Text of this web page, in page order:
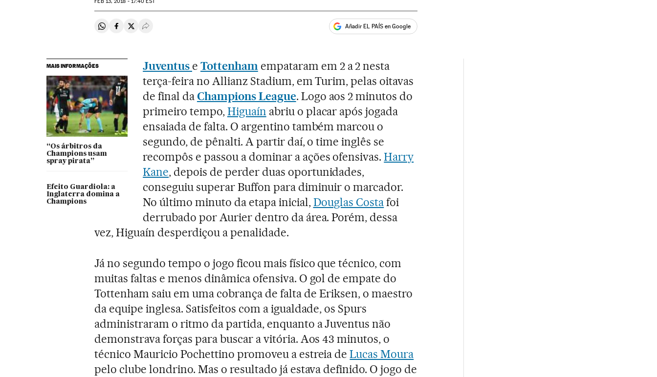
Compartir en Whatsapp
Compartir en Facebook
Compartir en Twitter
Desplegar Redes Sociales Añadir EL PAÍS en Google
MAIS INFORMAÇÕES
“Os árbitros da
Champions usam
spray pirata”
Efeito Guardiola: a
Inglaterra domina a
Champions
Juventus e Tottenhamempataram em 2 a 2 nesta
terça-feira no Allianz Stadium, em Turim, pelas oitavas
de final da Champions League. Logo aos 2 minutos do
primeiro tempo,Higuaín abriu o placar após jogada
ensaiada de falta. O argentino também marcou o
segundo, de pênalti. A partir daí, o time inglês se
recompôs e passou a dominar a ações ofensivas.Harry
Kane, depois de perder duas oportunidades,
conseguiu superar Buffon para diminuir o marcador.
No último minuto da etapa inicial,Douglas Costafoi
derrubado por Aurier dentro da área. Porém, dessa
vez, Higuaín desperdiçou a penalidade.
Já no segundo tempo o jogo ficou mais físico que técnico, com
muitas faltas e menos dinâmica ofensiva. O gol de empate do
Tottenham saiu em uma cobrança de falta de Eriksen, o maestro
da equipe inglesa. Satisfeitos com a igualdade, os Spurs
administraram o ritmo da partida, enquanto a Juventus não
demonstrava forças para buscar a vitória. Aos 43 minutos, o
técnico Mauricio Pochettino promoveu a estreia deLucas Moura
pelo clube londrino. Mas o resultado já estava definido. O jogo de